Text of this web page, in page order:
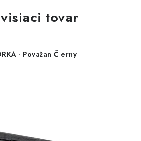
tovar
- Považan Čierny